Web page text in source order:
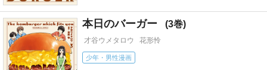
本日のバーガー 3
才谷ウメタロウ 花形怜
少年・男性漫画